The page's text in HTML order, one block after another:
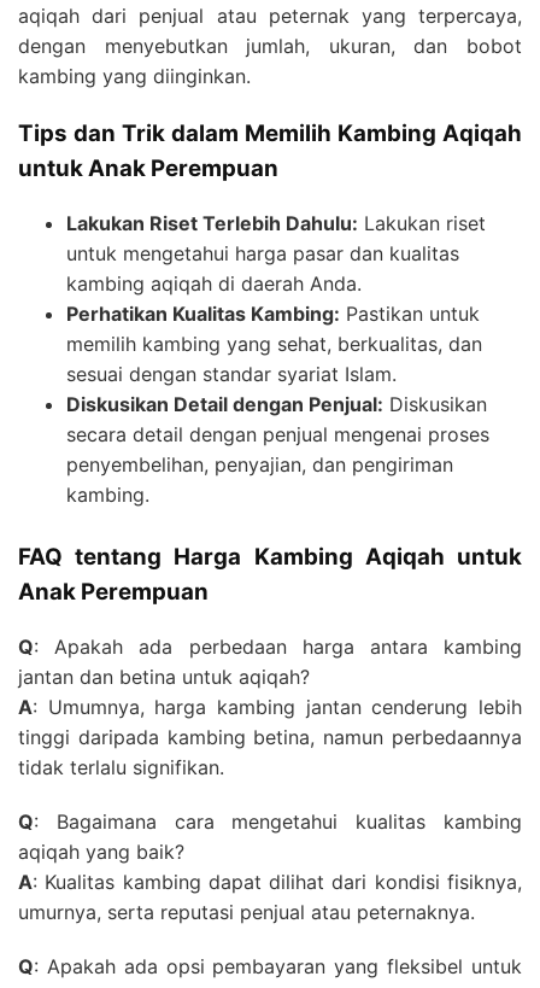
aqiqah dari penjual atau peternak yang terpercaya,
dengan menyebutkan jumlah, ukuran, dan bobot
kambing yang diinginkan.
Tips dan Trik dalam Memilih Kambing Aqiqah
untuk Anak Perempuan
Lakukan Riset Terlebih Dahulu: Lakukan riset
untuk mengetahui harga pasar dan kualitas
kambing aqiqah di daerah Anda.
Perhatikan Kualitas Kambing: Pastikan untuk
memilih kambing yang sehat, berkualitas, dan
sesuai dengan standar syariat Islam.
Diskusikan Detail dengan Penjual: Diskusikan
secara detail dengan penjual mengenai proses
penyembelihan, penyajian, dan pengiriman
kambing.
FAQ tentang Harga Kambing Aqiqah untuk
Anak Perempuan
Q: Apakah ada perbedaan harga antara kambing
jantan dan betina untuk aqiqah?
A: Umumnya, harga kambing jantan cenderung lebih
tinggi daripada kambing betina, namun perbedaannya
tidak terlalu signifikan.
Q: Bagaimana cara mengetahui kualitas kambing
aqiqah yang baik?
A: Kualitas kambing dapat dilihat dari kondisi fisiknya,
umurnya, serta reputasi penjual atau peternaknya.
Q: Apakah ada opsi pembayaran yang fleksibel untuk